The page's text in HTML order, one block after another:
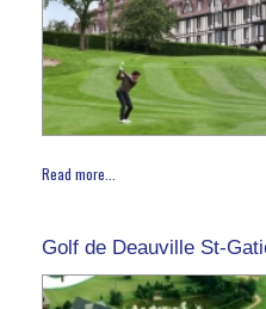
Read more...
Golf de Deauville St-